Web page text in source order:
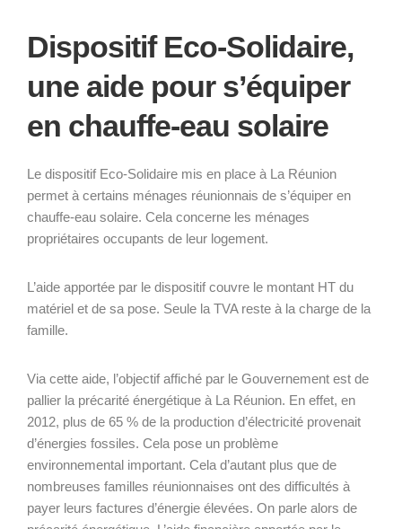
Dispositif Eco-Solidaire,
une aide pour s’équiper
en chauffe-eau solaire
Le dispositif Eco-Solidaire mis en place à La Réunion
permet à certains ménages réunionnais de s’équiper en
chauffe-eau solaire. Cela concerne les ménages
propriétaires occupants de leur logement.
L’aide apportée par le dispositif couvre le montant HT du
matériel et de sa pose. Seule la TVA reste à la charge de la
famille.
Via cette aide, l’objectif affiché par le Gouvernement est de
pallier la précarité énergétique à La Réunion. En effet, en
2012, plus de 65 % de la production d’électricité provenait
d’énergies fossiles. Cela pose un problème
environnemental important. Cela d’autant plus que de
nombreuses familles réunionnaises ont des difficultés à
payer leurs factures d’énergie élevées. On parle alors de